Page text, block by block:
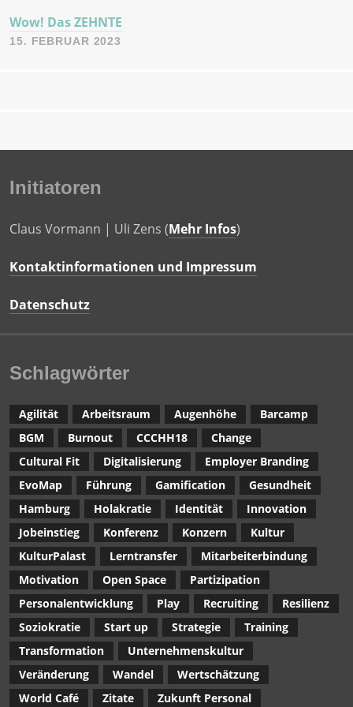
Wow! Das ZEHNTE
15. FEBRUAR 2023
Initiatoren
Claus Vormann | Uli Zens (Mehr Infos)
Kontaktinformationen und Impressum
Datenschutz
Schlagwörter
Agilität Arbeitsraum Augenhöhe
Barcamp
BGM
Burnout CCCHH18
Change
Cultural Fit
Digitalisierung
Employer Branding
EvoMap
Führung Gamification
Gesundheit
Hamburg
Holakratie Identität
Innovation
Jobeinstieg
Konferenz Konzern
Kultur
KulturPalast
Lerntransfer
Mitarbeiterbindung
Motivation
Open Space
Partizipation
Personalentwicklung
Play Recruiting
Resilienz
Soziokratie
Start up Strategie
Training
Transformation
Unternehmenskultur
Veränderung
Wandel
Wertschätzung
World Café
Zitate Zukunft Personal